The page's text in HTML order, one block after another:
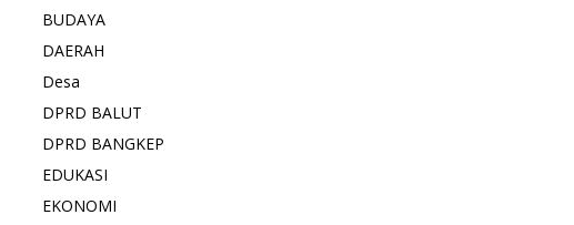
BUDAYA
DAERAH
Desa
DPRD BALUT
DPRD BANGKEP
EDUKASI
EKONOMI